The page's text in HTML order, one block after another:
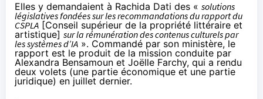
Elles y demandaient à Rachida Dati des « solutions
législatives fondées sur les recommandations du rapport du
CSPLA [Conseil supérieur de la propriété littéraire et
artistique] sur la rémunération des contenus culturels par
les systèmes d’IA ». Commandé par son ministère, le
rapport est le produit de la mission conduite par
Alexandra Bensamoun et Joëlle Farchy, qui a rendu
deux volets (une partie économique et une partie
juridique) en juillet dernier.